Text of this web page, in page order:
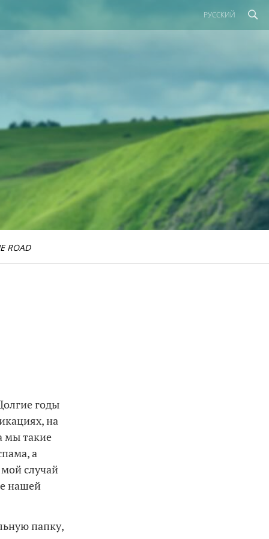
РУССКИЙ
ROAD
годы
на
мы такие
а
случай
нашей
папку,